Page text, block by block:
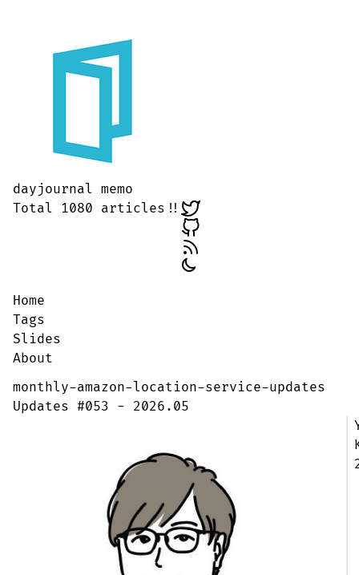
dayjournal memo
Total 1080 articles!!
Home
Tags
Slides
About
monthly-amazon-location-service-updates
Updates #053 - 2026.05